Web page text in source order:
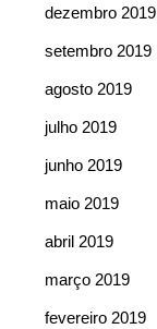
dezembro 2019
setembro 2019
agosto 2019
julho 2019
junho 2019
maio 2019
abril 2019
março 2019
fevereiro 2019